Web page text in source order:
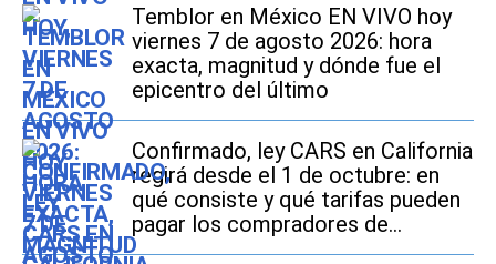
Temblor en México EN VIVO hoy
viernes 7 de agosto 2026: hora
exacta, magnitud y dónde fue el
epicentro del último
Confirmado, ley CARS en California
regirá desde el 1 de octubre: en
qué consiste y qué tarifas pueden
pagar los compradores de
vehículos usados